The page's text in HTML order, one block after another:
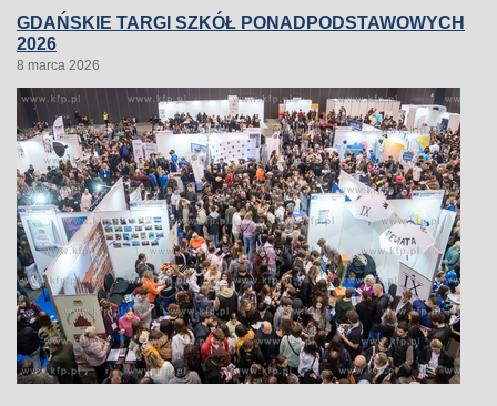
GDAŃSKIE TARGI SZKÓŁ PONADPODSTAWOWYCH
2026
8 marca 2026